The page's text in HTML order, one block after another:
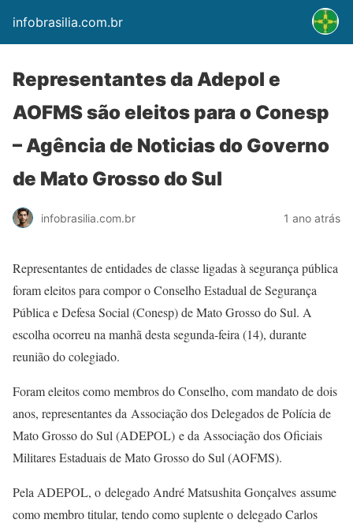
infobrasilia.com.br
Representantes da Adepol e
AOFMS são eleitos para o Conesp
– Agência de Noticias do Governo
de Mato Grosso do Sul
infobrasilia.com.br 1 ano atrás
Representantes de entidades de classe ligadas à segurança pública
foram eleitos para compor o Conselho Estadual de Segurança
Pública e Defesa Social (Conesp) de Mato Grosso do Sul. A
escolha ocorreu na manhã desta segunda-feira (14), durante
reunião do colegiado.
Foram eleitos como membros do Conselho, com mandato de dois
anos, representantes da Associação dos Delegados de Polícia de
Mato Grosso do Sul (ADEPOL) e da Associação dos Oficiais
Militares Estaduais de Mato Grosso do Sul (AOFMS).
Pela ADEPOL, o delegado André Matsushita Gonçalves assume
como membro titular, tendo como suplente o delegado Carlos